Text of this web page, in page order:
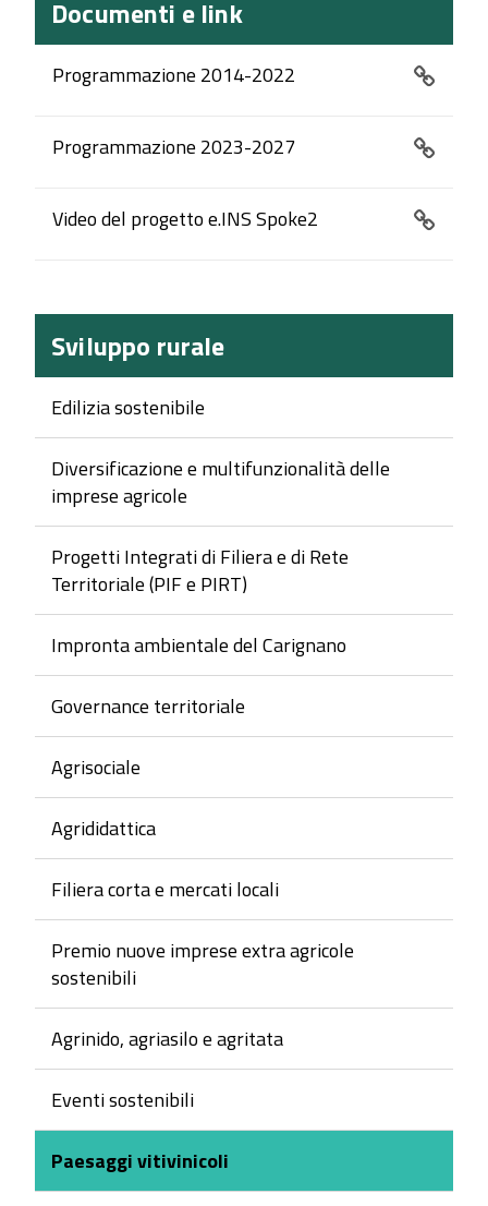
Documenti e link
Programmazione 2014-2022
Programmazione 2023-2027
Video del progetto e.INS Spoke2
Sviluppo rurale
Edilizia sostenibile
Diversificazione e multifunzionalità delle
imprese agricole
Progetti Integrati di Filiera e di Rete
Territoriale (PIF e PIRT)
Impronta ambientale del Carignano
Governance territoriale
Agrisociale
Agrididattica
Filiera corta e mercati locali
Premio nuove imprese extra agricole
sostenibili
Agrinido, agriasilo e agritata
Eventi sostenibili
Paesaggi vitivinicoli